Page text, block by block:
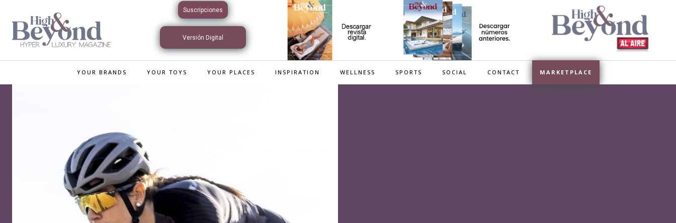
Suscripciones
Versión Digital
Interactiva
YOUR BRANDS YOUR TOYS YOUR PLACES INSPIRATION WELLNESS SPORTS SOCIAL CONTACT MARKETPLACE